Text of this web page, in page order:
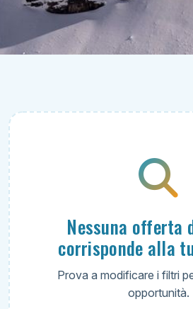
Nessuna offerta
corrisponde alla
Prova a modificare i filtri
opportunità.